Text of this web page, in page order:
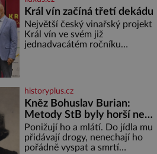
Král vín začíná třetí dekádu
Největší český vinařský projekt
Král vín ve svém již
jednadvacátém ročníku
historyplus.cz
Kněz Bohuslav Burian:
Metody StB byly horší než
gestapácké trýznění
Ponižují ho a mlátí. Do jídla mu
přidávají drogy, nenechají ho
pořádně vyspat a smrtí